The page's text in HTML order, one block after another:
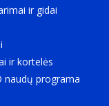
ir gidai
ir kortelės
naudų programa